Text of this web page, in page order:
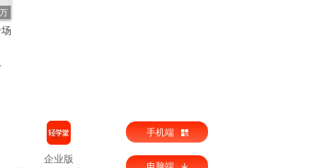
企业版
手机端